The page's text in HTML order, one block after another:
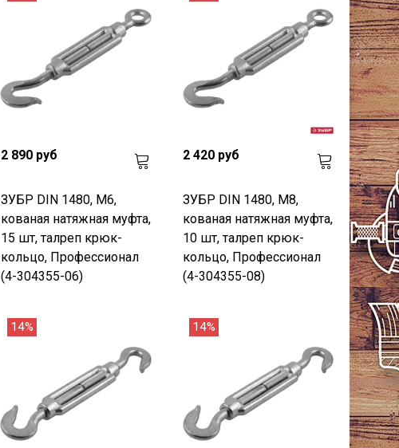
2 890 руб
ЗУБР DIN 1480, М6,
кованая натяжная муфта,
15 шт, талреп крюк-
кольцо, Профессионал
(4-304355-06)
2 420 руб
ЗУБР DIN 1480, М8,
кованая натяжная муфта,
10 шт, талреп крюк-
кольцо, Профессионал
(4-304355-08)
14% 14%